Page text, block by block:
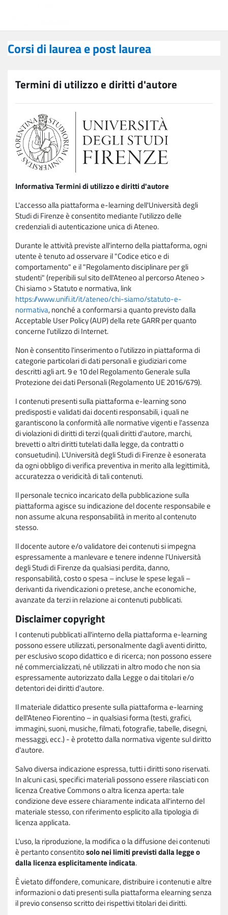
Corsi di laurea e post laurea
Termini di utilizzo e diritti d'autore
Informativa Termini di utilizzo e diritti d'autore
L'accesso alla piattaforma e-learning dell'Università degli
Studi di Firenze è consentito mediante l'utilizzo delle
credenziali di autenticazione unica di Ateneo.
Durante le attività previste all'interno della piattaforma, ogni
utente è tenuto ad osservare il "Codice etico e di
comportamento" e il "Regolamento disciplinare per gli
studenti" (reperibili sul sito dell'Ateneo al percorso Ateneo >
Chi siamo > Statuto e normativa, link
https://www.unifi.it/it/ateneo/chi-siamo/statuto-e-
normativa, nonché a conformarsi a quanto previsto dalla
Acceptable User Policy (AUP) della rete GARR per quanto
concerne l'utilizzo di Internet.
Non è consentito l'inserimento o l'utilizzo in piattaforma di
categorie particolari di dati personali e giudiziari come
descritti agli art. 9 e 10 del Regolamento Generale sulla
Protezione dei dati Personali (Regolamento UE 2016/679).
I contenuti presenti sulla piattaforma e-learning sono
predisposti e validati dai docenti responsabili, i quali ne
garantiscono la conformità alle normative vigenti e l'assenza
di violazioni di diritti di terzi (quali diritti d'autore, marchi,
brevetti o altri diritti tutelati dalla legge, da contratti o
consuetudini). L'Università degli Studi di Firenze è esonerata
da ogni obbligo di verifica preventiva in merito alla legittimità,
accuratezza o veridicità di tali contenuti.
Il personale tecnico incaricato della pubblicazione sulla
piattaforma agisce su indicazione del docente responsabile e
non assume alcuna responsabilità in merito al contenuto
stesso.
Il docente autore e/o validatore dei contenuti si impegna
espressamente a manlevare e tenere indenne l'Università
degli Studi di Firenze da qualsiasi perdita, danno,
responsabilità, costo o spesa – incluse le spese legali –
derivanti da rivendicazioni o pretese, anche economiche,
avanzate da terzi in relazione ai contenuti pubblicati.
Disclaimer copyright
I contenuti pubblicati all'interno della piattaforma e-learning
possono essere utilizzati, personalmente dagli aventi diritto,
per esclusivo scopo didattico e di ricerca; non possono essere
né commercializzati, né utilizzati in altro modo che non sia
espressamente autorizzato dalla Legge o dai titolari e/o
detentori dei diritti d'autore.
Il materiale didattico presente sulla piattaforma e-learning
dell'Ateneo Fiorentino – in qualsiasi forma (testi, grafici,
immagini, suoni, musiche, filmati, fotografie, tabelle, disegni,
messaggi, ecc.) - è protetto dalla normativa vigente sul diritto
d'autore.
Salvo diversa indicazione espressa, tutti i diritti sono riservati.
In alcuni casi, specifici materiali possono essere rilasciati con
licenza Creative Commons o altra licenza aperta: tale
condizione deve essere chiaramente indicata all'interno del
materiale stesso, con riferimento esplicito alla tipologia di
licenza applicata.
L'uso, la riproduzione, la modifica o la diffusione dei contenuti
è pertanto consentitosolo nei limiti previsti dalla legge o
dalla licenza esplicitamente indicata.
È vietato diffondere, comunicare, distribuire i contenuti e altre
informazioni o dati presenti sulla piattaforma elearning senza
il previo consenso scritto dei rispettivi titolari dei diritti.